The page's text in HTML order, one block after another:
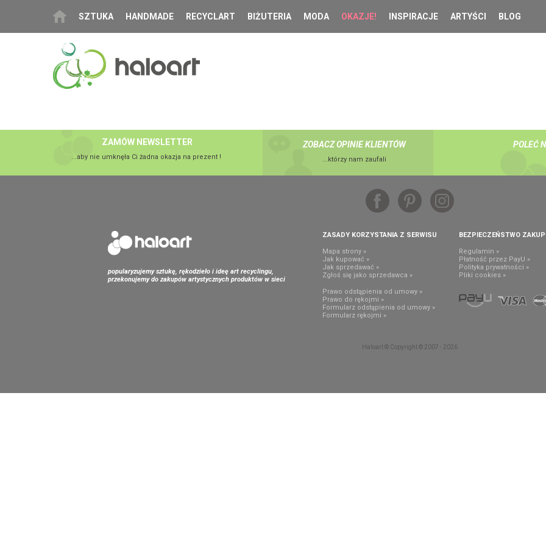
SZTUKA HANDMADE RECYCLART BIŻUTERIA MODA OKAZJE! INSPIRACJE ARTYŚCI BLOG
ZAMÓW NEWSLETTER
...aby nie umknęła Ci żadna okazja na prezent !
ZOBACZ OPINIE KLIENTÓW
...którzy nam zaufali
POLEĆ
popularyzujemy sztukę, rękodzieło i ideę art recyclingu,
przekonujemy do zakupów artystycznych produktów w sieci
ZASADY KORZYSTANIA Z SERWISU
Mapa strony »
Jak kupować »
Jak sprzedawać »
Zgłoś się jako sprzedawca »
Prawo odstąpienia od umowy »
Prawo do rękojmi »
Formularz odstąpienia od umowy »
Formularz rękojmi »
BEZPIECZEŃSTWO
Regulamin »
Płatność przez PayU »
Polityka prywatności »
Pliki cookies »
Haloart © Copyright © 2007 - 2026